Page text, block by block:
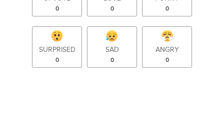
0 0 0
SURPRISED
0
SAD
0
ANGRY
0